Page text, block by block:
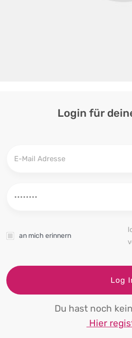
Login für
an mich erinnern
Log
Du hast noch
Hier